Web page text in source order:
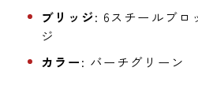
ブリッジ: 6スチールブロ
ジ
カラー: バーチグリーン